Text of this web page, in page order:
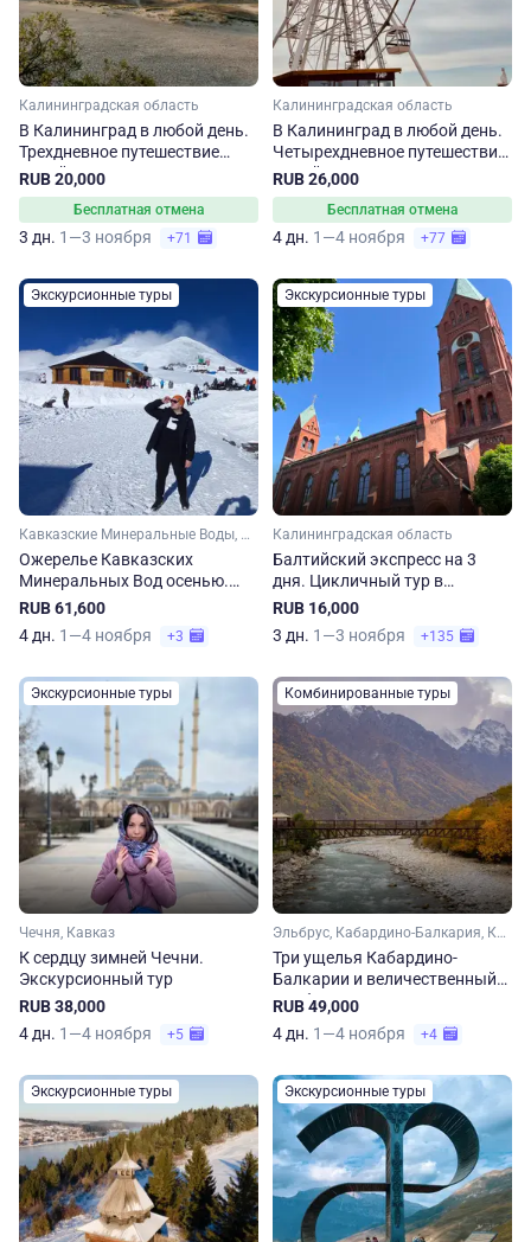
Калининградская область
В Калининград в любой день.
Трехдневное путешествие
зимой
RUB 20,000
Бесплатная отмена
3 дн. 1—3 ноября +71
Калининградская область
В Калининград в любой день.
Четырехдневное путешествие
зимой
RUB 26,000
Бесплатная отмена
4 дн. 1—4 ноября +77
Экскурсионные туры
Кавказские Минеральные Воды, Ставропольский край, Карачаево-Черкесия, Кабардино-Балкария, Эльбрус, Кавказ
Ожерелье Кавказских
Минеральных Вод осенью.
Сокращенная программа
RUB 61,600
4 дн. 1—4 ноября +3
Экскурсионные туры
Калининградская область
Балтийский экспресс на 3
дня. Цикличный тур в
Калининград
RUB 16,000
3 дн. 1—3 ноября +135
Экскурсионные туры
Чечня, Кавказ
К сердцу зимней Чечни.
Экскурсионный тур
RUB 38,000
4 дн. 1—4 ноября +5
Комбинированные туры
Эльбрус, Кабардино-Балкария, Кавказ
Три ущелья Кабардино-
Балкарии и величественный
Эльбрус осенью.
RUB 49,000
4 дн. 1—4 ноября +4
Экскурсионные туры Экскурсионные туры